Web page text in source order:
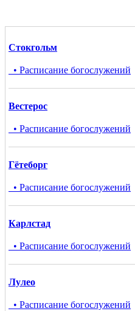
Стокгольм
• Расписание богослужений
Вестерос
• Расписание богослужений
Гётеборг
• Расписание богослужений
Карлстад
• Расписание богослужений
Лулео
• Расписание богослужений